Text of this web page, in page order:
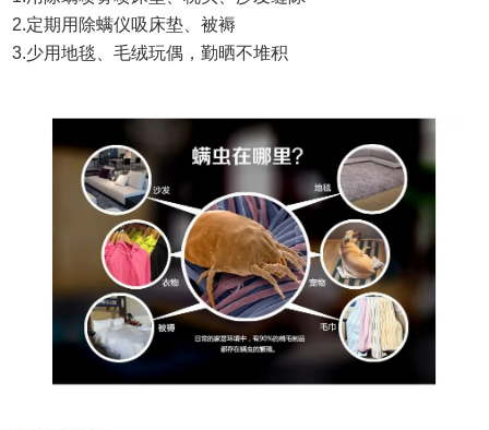
2.定期用除螨仪吸床垫、被褥
3.少用地毯、毛绒玩偶，勤晒不堆积